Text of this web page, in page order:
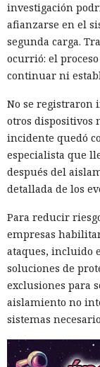
investigación
afianzarse en el
segunda carga.
ocurrió: el
continuar ni
No se registraron
otros dispositivos
incidente quedó
especialista que
después del
detallada de los
Para reducir
empresas
ataques, incluido
soluciones de
exclusiones para
aislamiento no
sistemas